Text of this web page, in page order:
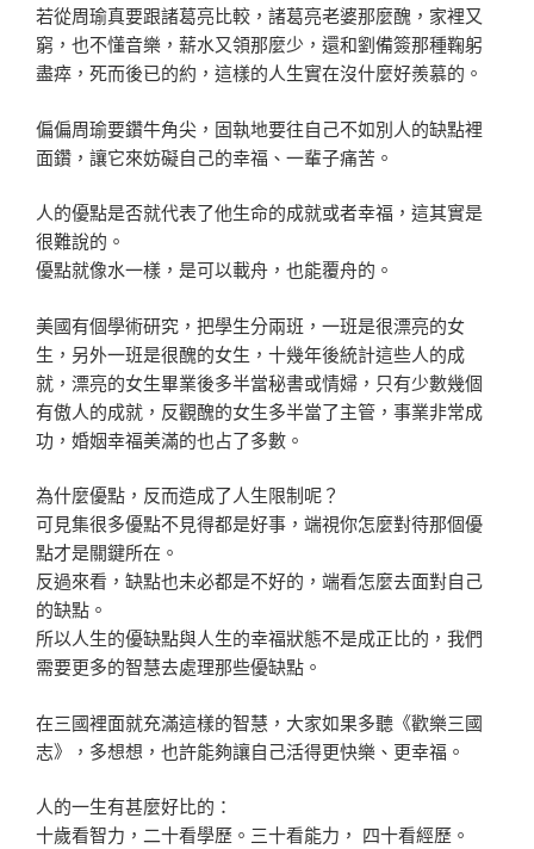
若從周瑜真要跟諸葛亮比較，諸葛亮老婆那麼醜，家裡又
窮，也不懂音樂，薪水又領那麼少，還和劉備簽那種鞠躬
盡瘁，死而後已的約，這樣的人生實在沒什麼好羨慕的。
偏偏周瑜要鑽牛角尖，固執地要往自己不如別人的缺點裡
面鑽，讓它來妨礙自己的幸福、一輩子痛苦。
人的優點是否就代表了他生命的成就或者幸福，這其實是
很難說的。
優點就像水一樣，是可以載舟，也能覆舟的。
美國有個學術研究，把學生分兩班，一班是很漂亮的女
生，另外一班是很醜的女生，十幾年後統計這些人的成
就，漂亮的女生畢業後多半當秘書或情婦，只有少數幾個
有傲人的成就，反觀醜的女生多半當了主管，事業非常成
功，婚姻幸福美滿的也占了多數。
為什麼優點，反而造成了人生限制呢？
可見集很多優點不見得都是好事，端視你怎麼對待那個優
點才是關鍵所在。
反過來看，缺點也未必都是不好的，端看怎麼去面對自己
的缺點。
所以人生的優缺點與人生的幸福狀態不是成正比的，我們
需要更多的智慧去處理那些優缺點。
在三國裡面就充滿這樣的智慧，大家如果多聽《歡樂三國
志》，多想想，也許能夠讓自己活得更快樂、更幸福。
人的一生有甚麼好比的：
十歲看智力，二十看學歷。三十看能力， 四十看經歷。